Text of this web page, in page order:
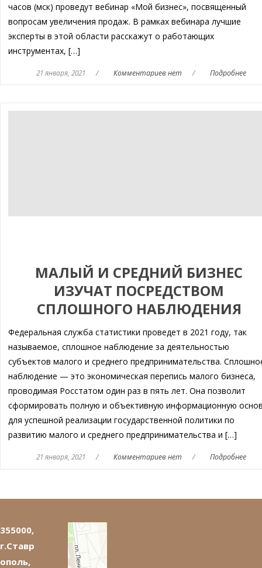
часов (мск) проведут вебинар «Мой бизнес», посвященный
вопросам увеличения продаж. В рамках вебинара лучшие
эксперты в этой области расскажут о работающих
инструментах, […]
21 января, 2021 / Комментариев нет / Подробнее
МАЛЫЙ И СРЕДНИЙ БИЗНЕС
ИЗУЧАТ ПОСРЕДСТВОМ
СПЛОШНОГО НАБЛЮДЕНИЯ
Федеральная служба статистики проведет в 2021 году, так
называемое, сплошное наблюдение за деятельностью
субъектов малого и среднего предпринимательства.
наблюдение — это экономическая перепись малого бизнеса,
проводимая Росстатом один раз в пять лет. Она позволит
сформировать полную и объективную информационную
для успешной реализации государственной политики по
развитию малого и среднего предпринимательства и […]
21 января, 2021 / Комментариев нет / Подробнее
355000,
г.Ставр
ополь,